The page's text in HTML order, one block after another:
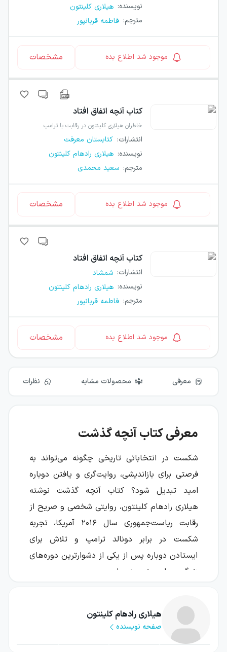
نویسنده: هیلاری کلینتون
مترجم: فاطمه قربانپور
موجود شد اطلاع بده مشخصات
کتاب آنچه اتفاق افتاد
خاطران هیلاری کلینتون در رقابت با ترامپ
انتشارات: کتابستان معرفت
نویسنده: هیلاری رادهام کلینتون
مترجم: سعید محمدی
موجود شد اطلاع بده مشخصات
کتاب آنچه اتفاق افتاد
انتشارات: شمشاد
نویسنده: هیلاری رادهام کلینتون
مترجم: فاطمه قربانپور
موجود شد اطلاع بده مشخصات
معرفی محصولات مشابه نظرات
معرفی کتاب آنچه گذشت
شکست در انتخاباتی تاریخی چگونه می‌تواند به
فرصتی برای بازاندیشی، روایت‌گری و یافتن دوباره
امید تبدیل شود؟ کتاب آنچه گذشت نوشته
هیلاری رادهام کلینتون، روایتی شخصی و صریح از
رقابت ریاست‌جمهوری سال ۲۰۱۶ آمریکا، تجربه
شکست در برابر دونالد ترامپ و تلاش برای
ایستادن دوباره پس از یکی از دشوارترین دوره‌های
زندگی سیاسی نویسنده است.
انتخاباتی بسنده نمی‌کند. او از افکار و احساسات
خود در جریان رقابت، تصمیم‌هایی که به نظرش
اشتباه بوده‌اند، فشار حضور در عرصه عمومی و
هیلاری رادهام کلینتون
صفحه نویسنده